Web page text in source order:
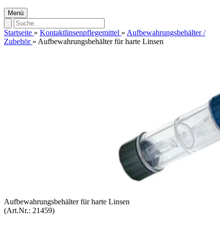
Menü
Startseite » Kontaktlinsenpflegemittel » Aufbewahrungsbehälter /
Zubehör » Aufbewahrungsbehälter für harte Linsen
Auf­be­wah­rungs­be­häl­ter für harte Lin­sen
(Art.Nr.: 21459)